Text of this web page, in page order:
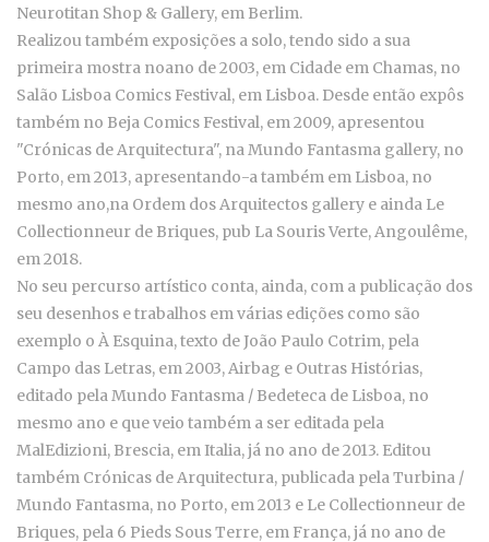
Neurotitan Shop & Gallery, em Berlim.
Realizou também exposições a solo, tendo sido a sua
primeira mostra noano de 2003, em Cidade em Chamas, no
Salão Lisboa Comics Festival, em Lisboa. Desde então expôs
também no Beja Comics Festival, em 2009, apresentou
"Crónicas de Arquitectura", na Mundo Fantasma gallery, no
Porto, em 2013, apresentando-a também em Lisboa, no
mesmo ano,na Ordem dos Arquitectos gallery e ainda Le
Collectionneur de Briques, pub La Souris Verte, Angoulême,
em 2018.
No seu percurso artístico conta, ainda, com a publicação dos
seu desenhos e trabalhos em várias edições como são
exemplo o À Esquina, texto de João Paulo Cotrim, pela
Campo das Letras, em 2003,Airbag e Outras Histórias,
editado pela Mundo Fantasma / Bedeteca de Lisboa, no
mesmo ano e que veio também a ser editada pela
MalEdizioni, Brescia, em Italia, já no ano de 2013. Editou
também Crónicas de Arquitectura, publicada pela Turbina /
Mundo Fantasma, no Porto, em 2013 e Le Collectionneur de
Briques, pela 6 Pieds Sous Terre, em França, já no ano de